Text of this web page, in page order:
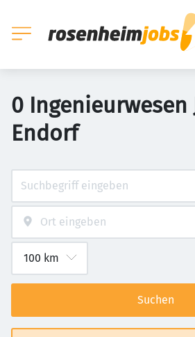
0 Ingenieurwesen
Endorf
Suchen